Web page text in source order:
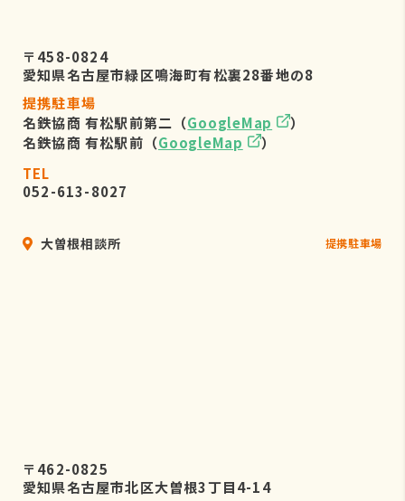
〒458-0824
愛知県名古屋市緑区鳴海町有松裏28番地の8
提携駐車場
名鉄協商 有松駅前第二（GoogleMap
）
名鉄協商 有松駅前（GoogleMap
）
TEL
052-613-8027
大曽根相談所 提携駐車場
〒462-0825
愛知県名古屋市北区大曽根3丁目4-14